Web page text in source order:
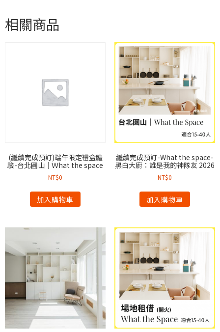
相關商品
(繼續完成預訂)端午限定禮盒體
驗-台北圓山｜Ｗhat the space
NT$0
加入購物車
繼續完成預訂-What the space-
黑白大廚：誰是我的神隊友 2026
NT$0
加入購物車